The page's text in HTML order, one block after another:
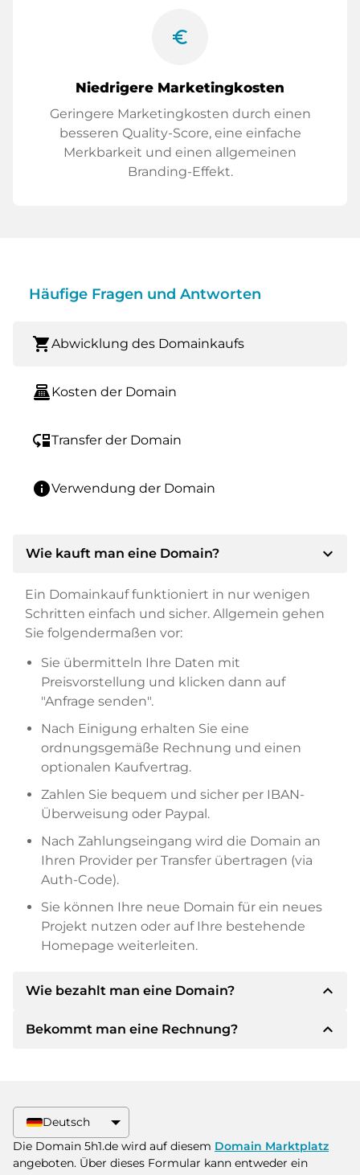
euro_symbol
Niedrigere Marketingkosten
Geringere Marketingkosten durch einen
besseren Quality-Score, eine einfache
Merkbarkeit und einen allgemeinen
Branding-Effekt.
Häufige Fragen und Antworten
shopping_cartAbwicklung des Domainkaufs
point_of_saleKosten der Domain
move_downTransfer der Domain
infoVerwendung der Domain
Wie kauft man eine Domain? expand_more
Ein Domainkauf funktioniert in nur wenigen
Schritten einfach und sicher. Allgemein gehen
Sie folgendermaßen vor:
Sie übermitteln Ihre Daten mit
Preisvorstellung und klicken dann auf
"Anfrage senden".
Nach Einigung erhalten Sie eine
ordnungsgemäße Rechnung und einen
optionalen Kaufvertrag.
Zahlen Sie bequem und sicher per IBAN-
Überweisung oder Paypal.
Nach Zahlungseingang wird die Domain an
Ihren Provider per Transfer übertragen (via
Auth-Code).
Sie können Ihre neue Domain für ein neues
Projekt nutzen oder auf Ihre bestehende
Homepage weiterleiten.
Wie bezahlt man eine Domain? expand_less
Nach einer Einigung wird der Inhaber Ihnen die
Zahlungsmethoden anbieten.
Bitte geben Sie bei der Überweisung immer
den Domainnamen und die
Bekommt man eine Rechnung? expand_less
größeren Kaufpreisen bekommen Sie auf
Wunsch auch einen zusätzlichen Kaufvertrag.
Deutsch
Die Domain 5h1.de wird auf diesem Domain Marktplatz
angeboten. Über dieses Formular kann entweder ein